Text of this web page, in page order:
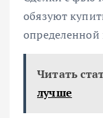
обязуют
Читать
лучше